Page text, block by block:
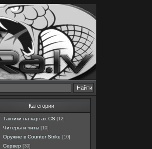
Категории
Тактики на картах CS [12]
Читеры и читы [10]
Оружие в Counter Strike [10]
Сервер [30]